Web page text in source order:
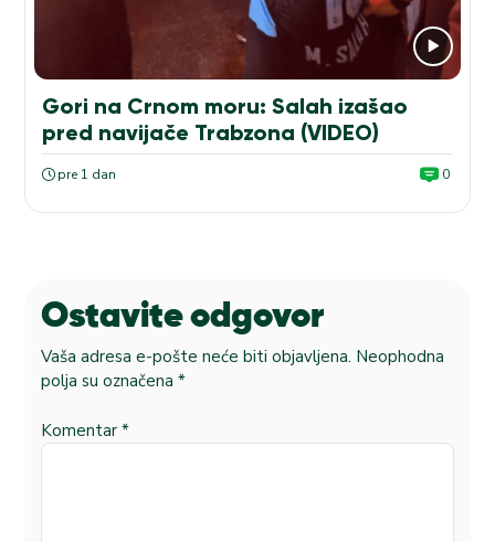
Gori na Crnom moru: Salah izašao
pred navijače Trabzona (VIDEO)
pre 1 dan 0
Ostavite odgovor
Vaša adresa e-pošte neće biti objavljena. Neophodna
polja su označena *
Komentar *